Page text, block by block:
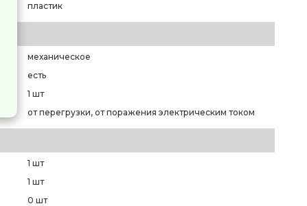
пластик
механическое
есть
1 шт
от перегрузки, от поражения электрическим током
1 шт
1 шт
0 шт